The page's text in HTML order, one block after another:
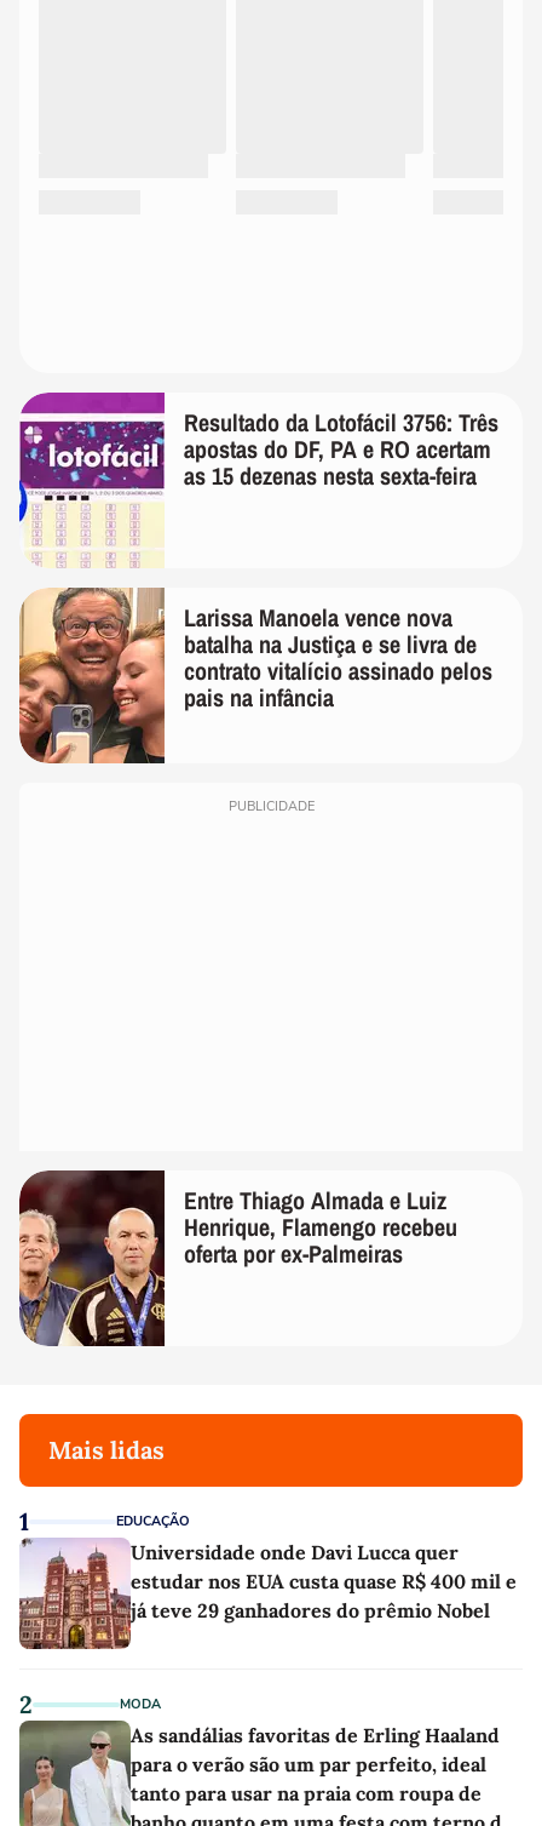
Resultado da Lotofácil 3756: Três
apostas do DF, PA e RO acertam
as 15 dezenas nesta sexta-feira
Larissa Manoela vence nova
batalha na Justiça e se livra de
contrato vitalício assinado pelos
pais na infância
PUBLICIDADE
Entre Thiago Almada e Luiz
Henrique, Flamengo recebeu
oferta por ex-Palmeiras
Mais lidas
1 EDUCAÇÃO
Universidade onde Davi Lucca quer
estudar nos EUA custa quase R$ 400 mil e
já teve 29 ganhadores do prêmio Nobel
2 MODA
As sandálias favoritas de Erling Haaland
para o verão são um par perfeito, ideal
tanto para usar na praia com roupa de